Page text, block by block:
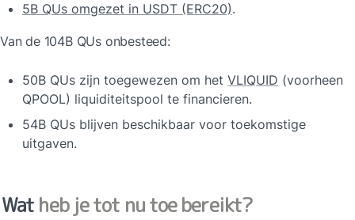
5B QUs omgezet in USDT (ERC20).
Van de 104B QUs onbesteed:
50B QUs zijn toegewezen om het VLIQUID (voorheen
QPOOL) liquiditeitspool te financieren.
54B QUs blijven beschikbaar voor toekomstige
uitgaven.
Wat heb je tot nu toe bereikt?